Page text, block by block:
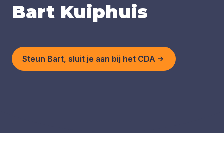
Bart Kuiphuis
Steun Bart, sluit je aan bij het CDA